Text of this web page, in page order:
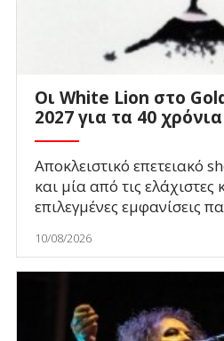
Οι White Lion στο
2027 για τα 40
Αποκλειστικό επετειακό
και μία από τις ελάχιστες
επιλεγμένες εμφανίσεις
10/08/2026